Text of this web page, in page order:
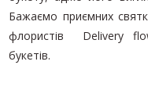
Бажаємо приємних
флористів Delivery
букетів.